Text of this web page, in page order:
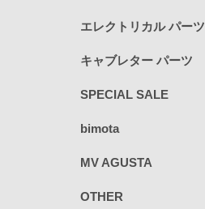
エレクトリカル パーツ
キャブレター パーツ
SPECIAL SALE
bimota
MV AGUSTA
OTHER